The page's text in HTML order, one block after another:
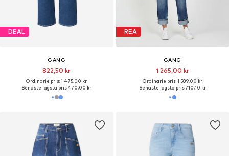
DEAL
GANG
822,50 kr
Ordinarie pris: 1 475,00 kr
Senaste lägsta pris:470,00 kr
REA
GANG
1 265,00 kr
Ordinarie pris: 1 589,00 kr
Senaste lägsta pris:710,10 kr